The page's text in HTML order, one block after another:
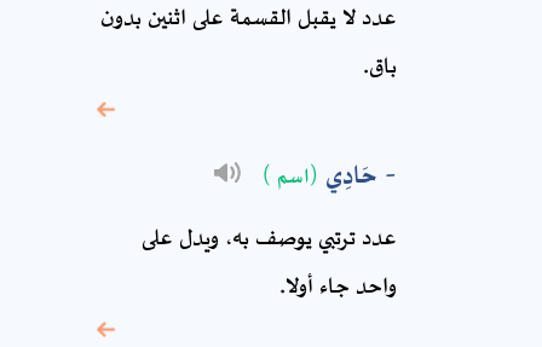
عدد لا يقبل القسمة على اثنين بدون
باق.
حَادِي (اسم )
عدد ترتبي يوصف به، ويدل على
واحد جاء أولا.
* sign, it means are